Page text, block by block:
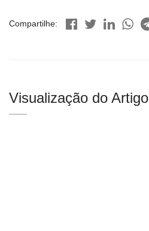
Compartilhe:
Visualização do Artigo